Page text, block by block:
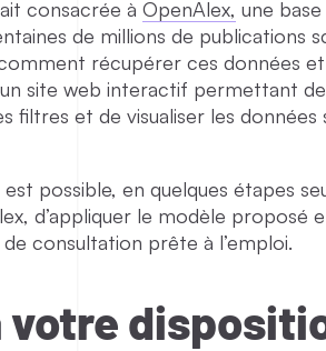
consacrée à OpenAlex, une
de millions de publications
récupérer ces données
site web interactif permettant
filtres et de visualiser les données
possible, en quelques étapes
d’appliquer le modèle proposé
consultation prête à l’emploi.
votre